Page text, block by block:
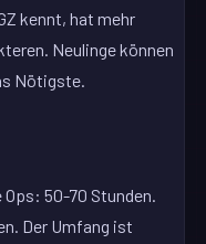
kennt, hat mehr
Neulinge können
Nötigste.
50-70 Stunden.
Der Umfang ist